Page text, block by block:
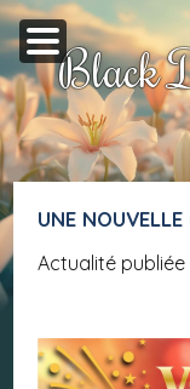
Black
UNE
Actualité